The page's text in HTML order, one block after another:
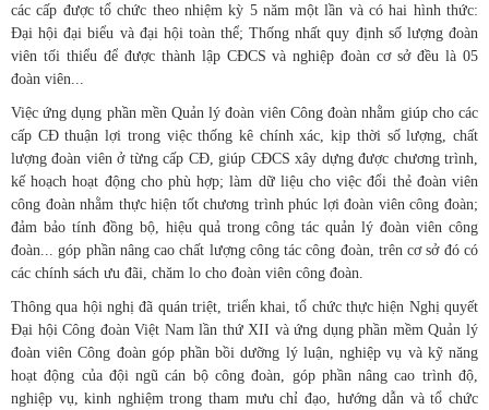
các cấp được tổ chức theo nhiệm kỳ 5 năm một lần và có hai hình thức:
Đại hội đại biểu và đại hội toàn thể; Thống nhất quy định số lượng đoàn
viên tối thiểu để được thành lập CĐCS và nghiệp đoàn cơ sở đều là 05
đoàn viên...
Việc ứng dụng phần mền Quản lý đoàn viên Công đoàn nhằm giúp cho các
cấp CĐ thuận lợi trong việc thống kê chính xác, kịp thời số lượng, chất
lượng đoàn viên ở từng cấp CĐ, giúp CĐCS xây dựng được chương trình,
kế hoạch hoạt động cho phù hợp; làm dữ liệu cho việc đổi thẻ đoàn viên
công đoàn nhằm thực hiện tốt chương trình phúc lợi đoàn viên công đoàn;
đảm bảo tính đồng bộ, hiệu quả trong công tác quản lý đoàn viên công
đoàn... góp phần nâng cao chất lượng công tác công đoàn, trên cơ sở đó có
các chính sách ưu đãi, chăm lo cho đoàn viên công đoàn.
Thông qua hội nghị đã quán triệt, triển khai, tổ chức thực hiện Nghị quyết
Đại hội Công đoàn Việt Nam lần thứ XII và ứng dụng phần mềm Quản lý
đoàn viên Công đoàn góp phần bồi dưỡng lý luận, nghiệp vụ và kỹ năng
hoạt động của đội ngũ cán bộ công đoàn, góp phần nâng cao trình độ,
nghiệp vụ, kinh nghiệm trong tham mưu chỉ đạo, hướng dẫn và tổ chức